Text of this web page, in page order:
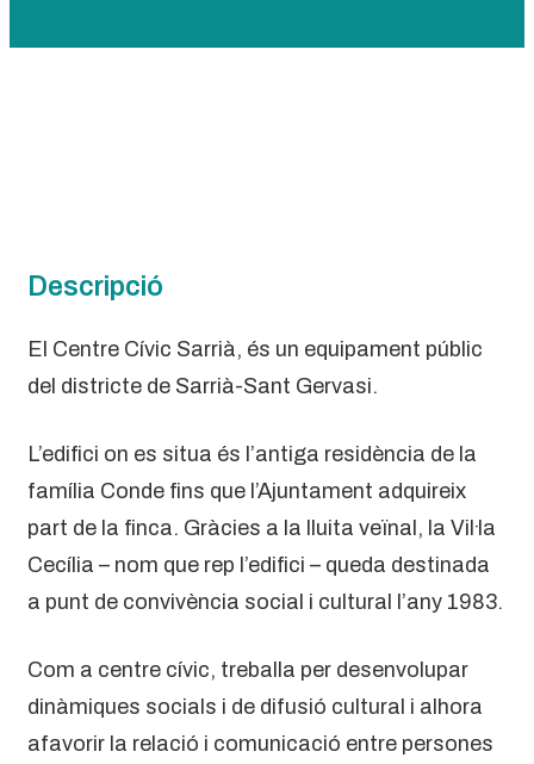
Descripció
El Centre Cívic Sarrià, és un equipament públic
del districte de Sarrià-Sant Gervasi.
L’edifici on es situa és l’antiga residència de la
família Conde fins que l’Ajuntament adquireix
part de la finca. Gràcies a la lluita veïnal, la Vil·la
Cecília – nom que rep l’edifici – queda destinada
a punt de convivència social i cultural l’any 1983.
Com a centre cívic, treballa per desenvolupar
dinàmiques socials i de difusió cultural i alhora
afavorir la relació i comunicació entre persones